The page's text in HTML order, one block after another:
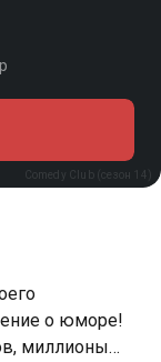
Comedy Club (сезон 14)
о юморе!
миллионы